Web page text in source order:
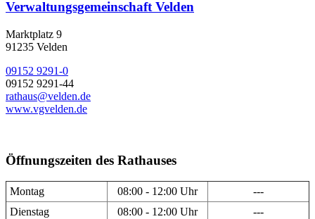
Verwaltungsgemeinschaft Velden
Marktplatz 9
91235 Velden
09152 9291-0
09152 9291-44
rathaus@velden.de
www.vgvelden.de
Öffnungszeiten des Rathauses
Montag 08:00 - 12:00 Uhr
---
Dienstag
08:00 - 12:00 Uhr ---